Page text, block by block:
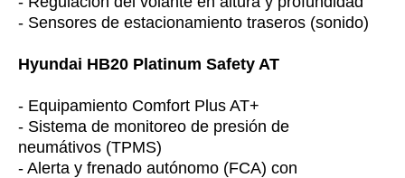
- Sensores de estacionamiento traseros (sonido)
Hyundai HB20 Platinum Safety AT
- Equipamiento Comfort Plus AT+
- Sistema de monitoreo de presión de
neumátivos (TPMS)
- Alerta y frenado autónomo (FCA) con